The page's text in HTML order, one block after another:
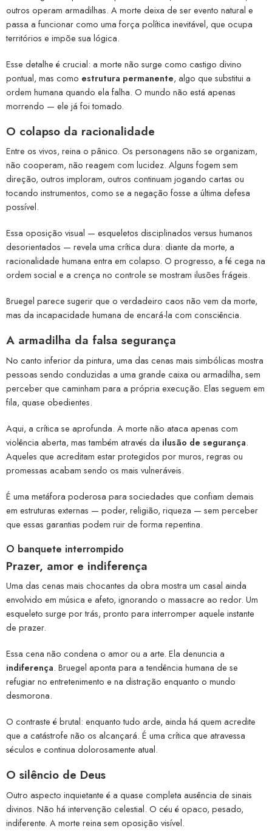
outros operam armadilhas. A morte deixa de ser evento natural e
passa a funcionar como uma força política inevitável, que ocupa
territórios e impõe sua lógica.
Esse detalhe é crucial: a morte não surge como castigo divino
pontual, mas como estrutura permanente, algo que substitui a
ordem humana quando ela falha. O mundo não está apenas
morrendo — ele já foi tomado.
O colapso da racionalidade
Entre os vivos, reina o pânico. Os personagens não se organizam,
não cooperam, não reagem com lucidez. Alguns fogem sem
direção, outros imploram, outros continuam jogando cartas ou
tocando instrumentos, como se a negação fosse a última defesa
possível.
Essa oposição visual — esqueletos disciplinados versus humanos
desorientados — revela uma crítica dura: diante da morte, a
racionalidade humana entra em colapso. O progresso, a fé cega na
ordem social e a crença no controle se mostram ilusões frágeis.
Bruegel parece sugerir que o verdadeiro caos não vem da morte,
mas da incapacidade humana de encará-la com consciência.
A armadilha da falsa segurança
No canto inferior da pintura, uma das cenas mais simbólicas mostra
pessoas sendo conduzidas a uma grande caixa ou armadilha, sem
perceber que caminham para a própria execução. Elas seguem em
fila, quase obedientes.
Aqui, a crítica se aprofunda. A morte não ataca apenas com
violência aberta, mas também através da ilusão de segurança.
Aqueles que acreditam estar protegidos por muros, regras ou
promessas acabam sendo os mais vulneráveis.
É uma metáfora poderosa para sociedades que confiam demais
em estruturas externas — poder, religião, riqueza — sem perceber
que essas garantias podem ruir de forma repentina.
O banquete interrompido
Prazer, amor e indiferença
Uma das cenas mais chocantes da obra mostra um casal ainda
envolvido em música e afeto, ignorando o massacre ao redor. Um
esqueleto surge por trás, pronto para interromper aquele instante
de prazer.
Essa cena não condena o amor ou a arte. Ela denuncia a
indiferença. Bruegel aponta para a tendência humana de se
refugiar no entretenimento e na distração enquanto o mundo
desmorona.
O contraste é brutal: enquanto tudo arde, ainda há quem acredite
que a catástrofe não os alcançará. É uma crítica que atravessa
séculos e continua dolorosamente atual.
O silêncio de Deus
Outro aspecto inquietante é a quase completa ausência de sinais
divinos. Não há intervenção celestial. O céu é opaco, pesado,
indiferente. A morte reina sem oposição visível.